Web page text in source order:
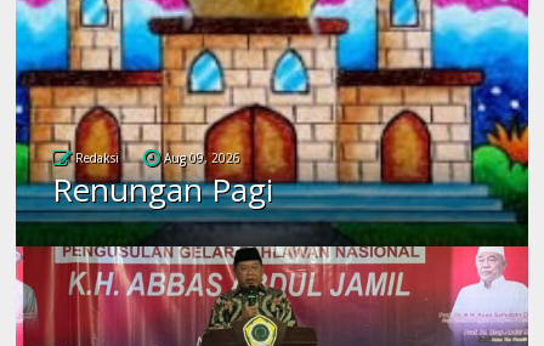
Redaksi Aug 09, 2026
Renungan Pagi